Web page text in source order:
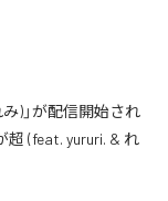
)」が配信開始され
超 (feat. yururi. & れ